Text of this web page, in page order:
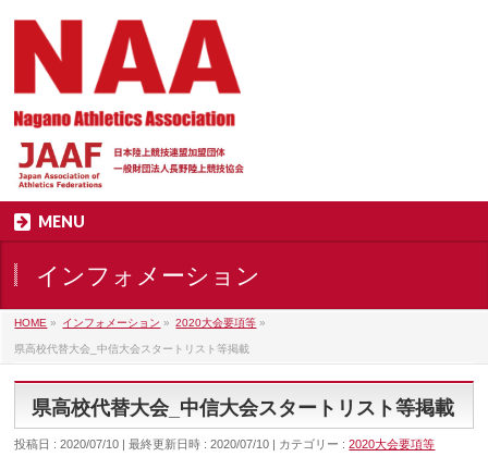
MENU
インフォメーション
HOME » インフォメーション » 2020大会要項等 »
県高校代替大会_中信大会スタートリスト等掲載
県高校代替大会_中信大会スタートリスト等掲載
投稿日 : 2020/07/10 最終更新日時 : 2020/07/10 カテゴリー :2020大会要項等